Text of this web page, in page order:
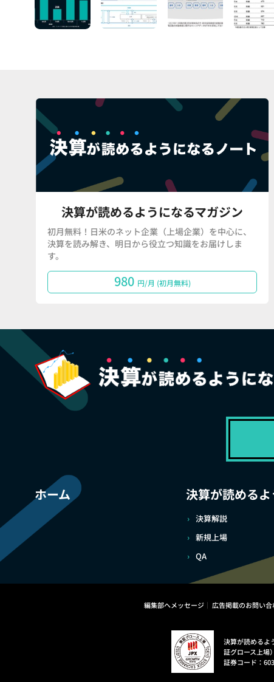
決算が読めるようになるマガジン
初月無料！日米のネット企業（上場企業）を中心に、
決算を読み解き、明日から役立つ知識をお届けしま
す。
980 円/月 (初月無料)
ホーム 決算が読める
決算解説
新規上場
QA
編集部へメッセージ 広告掲載のお問い合
決算が読めるよ
証グロース上場
証券コード：